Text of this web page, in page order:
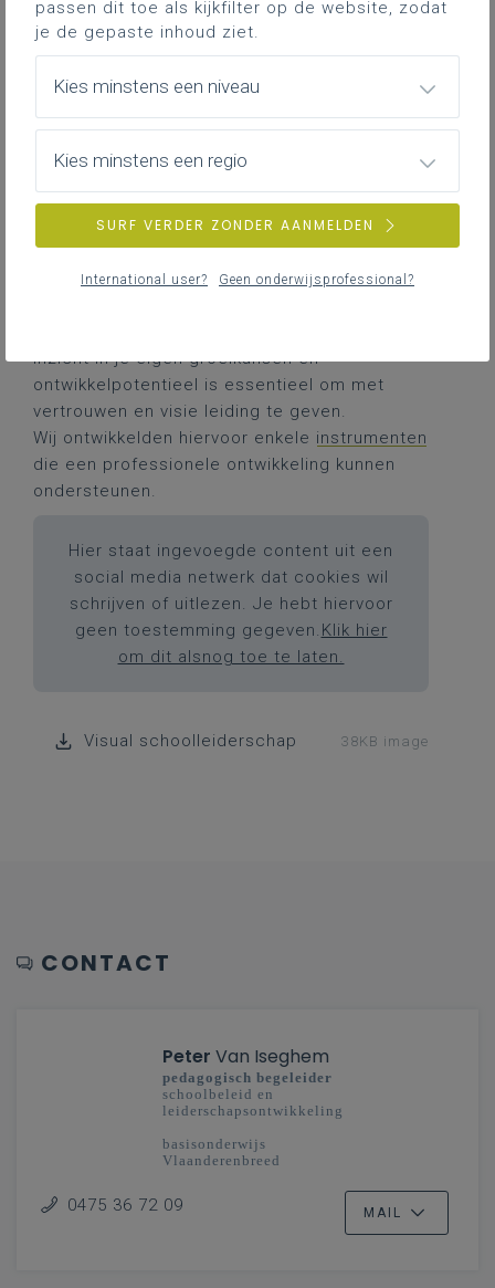
leiders vanuit hun persoonlijke kwaliteiten
sturing geven om de toekomst van hun
In een steeds veranderende onderwijscontext
Inzicht in je eigen groeikansen en
ontwikkelpotentieel is essentieel om met
vertrouwen en visie leiding te geven.
Wij ontwikkelden hiervoor enkele instrumenten
die een professionele ontwikkeling kunnen
ondersteunen.
Hier staat ingevoegde content uit een
social media netwerk dat cookies wil
schrijven of uitlezen. Je hebt hiervoor
geen toestemming gegeven. Klik hier
om dit alsnog toe te laten.
Visual schoolleiderschap 38KB image
CONTACT
Peter Van Iseghem
pedagogisch begeleider
schoolbeleid en
leiderschapsontwikkeling
basisonderwijs
Vlaanderenbreed
0475 36 72 09 MAIL
passen dit toe als kijkfilter op de website, zodat
je de gepaste inhoud ziet.
Kies minstens een niveau
Kies minstens een regio
SURF VERDER ZONDER AANMELDEN
International user? Geen onderwijsprofessional?